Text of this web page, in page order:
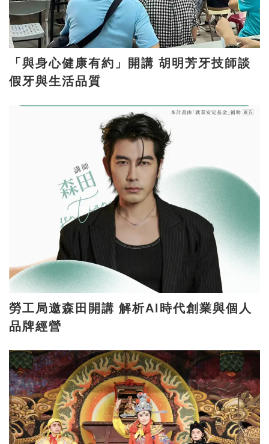
「與身心健康有約」開講 胡明芳牙技師談
假牙與生活品質
勞工局邀森田開講 解析AI時代創業與個人
品牌經營